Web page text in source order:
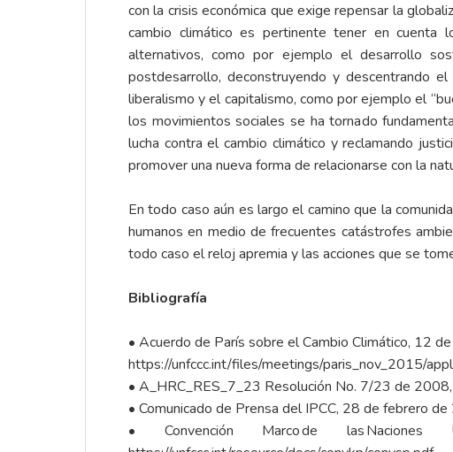
con la crisis económica que exige repensar la
cambio climático es pertinente tener en cuenta
alternativos, como por ejemplo el desarrollo
postdesarrollo, deconstruyendo y descentrando
liberalismo y el capitalismo, como por ejemplo el
los movimientos sociales se ha tornado
lucha contra el cambio climático y reclamando
promover una nueva forma de relacionarse con la
En todo caso aún es largo el camino que la
humanos en medio de frecuentes catástrofes
todo caso el reloj apremia y las acciones que se
Bibliografía
• Acuerdo de París sobre el Cambio Climático, 12
https://unfccc.int/files/meetings/paris_nov_2015/
• A_HRC_RES_7_23 Resolución No. 7/23 de
• Comunicado de Prensa del IPCC, 28 de febrero
• Convención Marco de las